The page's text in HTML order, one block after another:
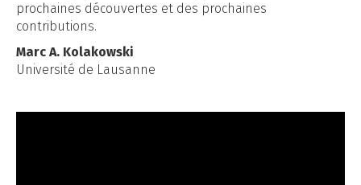
prochaines découvertes et des prochaines
contributions.
Marc A. Kolakowski
Université de Lausanne